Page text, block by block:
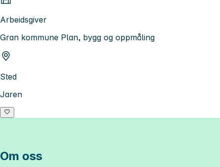
Arbeidsgiver
Gran kommune Plan, bygg og oppmåling
Sted
Jaren
Om oss